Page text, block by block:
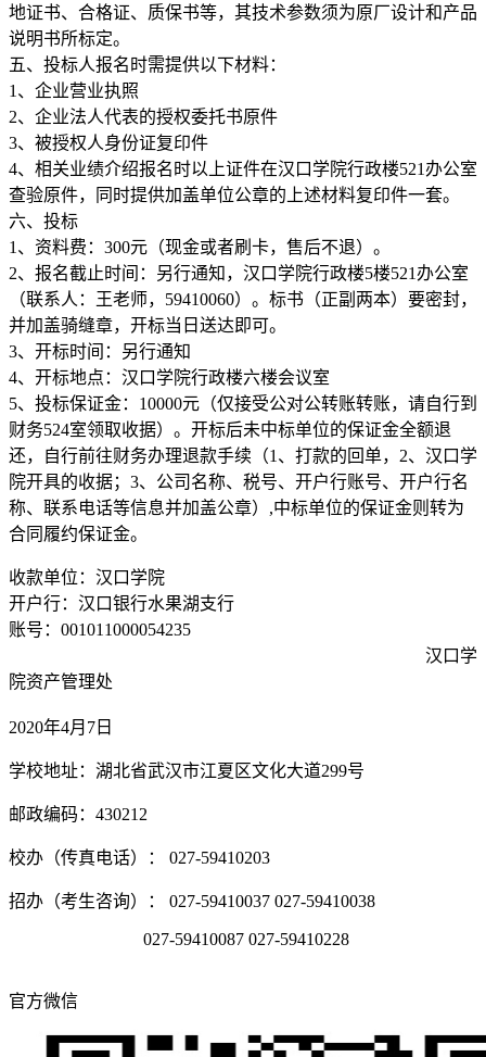
地证书、合格证、质保书等，其技术参数须为原厂设计和产品
说明书所标定。
五、投标人报名时需提供以下材料：
1、企业营业执照
2、企业法人代表的授权委托书原件
3、被授权人身份证复印件
4、相关业绩介绍报名时以上证件在汉口学院行政楼521办公室
查验原件，同时提供加盖单位公章的上述材料复印件一套。
六、投标
1、资料费：300元（现金或者刷卡，售后不退）。
2、报名截止时间：另行通知，汉口学院行政楼5楼521办公室
（联系人：王老师，59410060）。标书（正副两本）要密封，
并加盖骑缝章，开标当日送达即可。
3、开标时间：另行通知
4、开标地点：汉口学院行政楼六楼会议室
5、投标保证金：10000元（仅接受公对公转账转账，请自行到
财务524室领取收据）。开标后未中标单位的保证金全额退
还，自行前往财务办理退款手续（1、打款的回单，2、汉口学
院开具的收据；3、公司名称、税号、开户行账号、开户行名
称、联系电话等信息并加盖公章）,中标单位的保证金则转为
合同履约保证金。
收款单位：汉口学院
开户行：汉口银行水果湖支行
账号：001011000054235
汉口学
院资产管理处
2020年4月7日
学校地址：湖北省武汉市江夏区文化大道299号
邮政编码：430212
校办（传真电话）： 027-59410203
招办（考生咨询）： 027-59410037 027-59410038
027-59410087 027-59410228
官方微信